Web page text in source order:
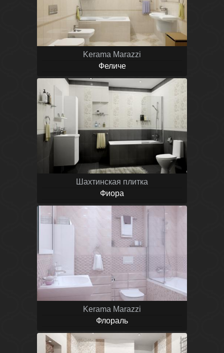
Kerama Marazzi
Феличе
Шахтинская плитка
Фиора
Kerama Marazzi
Флораль